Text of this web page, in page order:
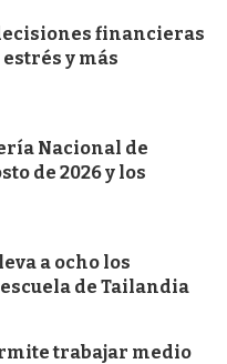
financieras
y más
Nacional de
de 2026 y los
a ocho los
de Tailandia
trabajar medio